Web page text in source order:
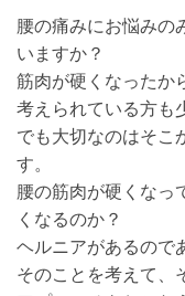
腰の痛みにお悩みの
いますか？
筋肉が硬くなったか
考えられている方も
でも大切なのはそこ
す。
腰の筋肉が硬くなっ
くなるのか？
ヘルニアがあるので
そのことを考えて、